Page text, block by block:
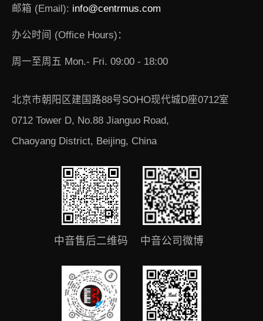
邮箱 (Email): info@centrmus.com
办公时间 (Office Hours)：
周一至周五 Mon.- Fri. 09:00 - 18:00
北京市朝阳区建国路88号SOHO现代城D座0712室
0712 Tower D, No.88 Jianguo Road,
Chaoyang District, Beijing, China
中音售后二维码 中音公司微博